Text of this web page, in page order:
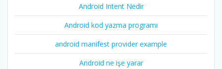
Android Intent Nedir
Android kod yazma programı
android manifest provider example
Android ne işe yarar